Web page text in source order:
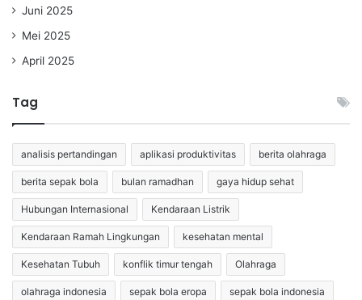
Juni 2025
Mei 2025
April 2025
Tag
analisis pertandingan aplikasi produktivitas berita olahraga
berita sepak bola bulan ramadhan gaya hidup sehat
Hubungan Internasional Kendaraan Listrik
Kendaraan Ramah Lingkungan kesehatan mental
Kesehatan Tubuh konflik timur tengah Olahraga
olahraga indonesia sepak bola eropa sepak bola indonesia